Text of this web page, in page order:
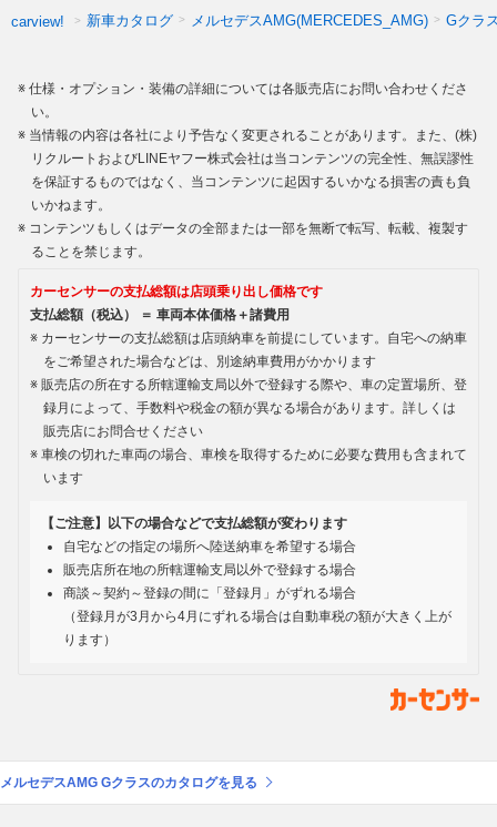
carview! 新車カタログ メルセデスAMG(MERCEDES_AMG) Gクラ
仕様・オプション・装備の詳細については各販売店にお問い合わせくださ
い。
当情報の内容は各社により予告なく変更されることがあります。また、(株)
リクルートおよびLINEヤフー株式会社は当コンテンツの完全性、無誤謬性
を保証するものではなく、当コンテンツに起因するいかなる損害の責も負
いかねます。
コンテンツもしくはデータの全部または一部を無断で転写、転載、複製す
ることを禁じます。
カーセンサーの支払総額は店頭乗り出し価格です
支払総額（税込） ＝ 車両本体価格＋諸費用
カーセンサーの支払総額は店頭納車を前提にしています。自宅への納車
をご希望された場合などは、別途納車費用がかかります
販売店の所在する所轄運輸支局以外で登録する際や、車の定置場所、登
録月によって、手数料や税金の額が異なる場合があります。詳しくは
販売店にお問合せください
車検の切れた車両の場合、車検を取得するために必要な費用も含まれて
います
【ご注意】以下の場合などで支払総額が変わります
自宅などの指定の場所へ陸送納車を希望する場合
販売店所在地の所轄運輸支局以外で登録する場合
商談～契約～登録の間に「登録月」がずれる場合
（登録月が3月から4月にずれる場合は自動車税の額が大きく上が
ります）
メルセデスAMG Gクラスのカタログを見る